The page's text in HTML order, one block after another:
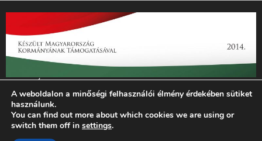
„Az Új Ember katolikus hetilap 2014. évi működésének
támogatását az EGYH-KCP-14-P-0121 sz. támogatási
szerződés keretében 3 000 000 Ft összegben támogatta az
Emberi Erőforrások Minisztériuma.”
A weboldalon a minőségi felhasználói élmény érdekében sütiket
használunk.
You can find out more about which cookies we are using or
switch them off in settings.